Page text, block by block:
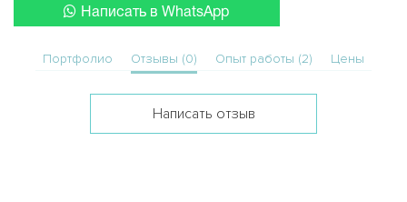
Написать в WhatsApp
Портфолио Отзывы (0) Опыт работы (2) Цены
Написать отзыв